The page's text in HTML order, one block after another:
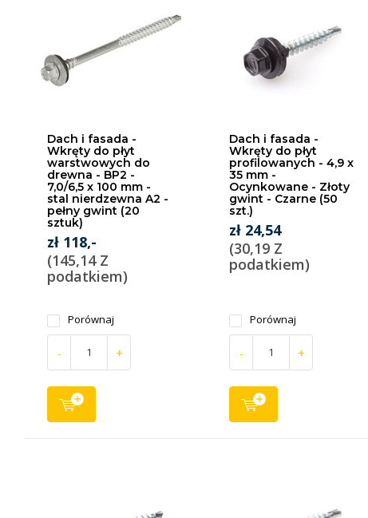
Dach i fasada -
Wkręty do płyt
warstwowych do
drewna - BP2 -
7,0/6,5 x 100 mm -
stal nierdzewna A2 -
pełny gwint (20
sztuk)
zł 118,-
(145,14 Z
podatkiem)
Porównaj
- +
Dach i fasada -
Wkręty do płyt
profilowanych - 4,9 x
35 mm -
Ocynkowane - Złoty
gwint - Czarne (50
szt.)
zł 24,54
(30,19 Z
podatkiem)
Porównaj
- +